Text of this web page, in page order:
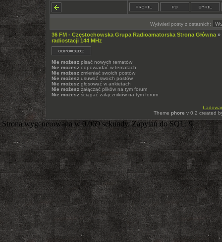
Wyświetl posty z ostatnich:
36 FM - Częstochowska Grupa Radioamatorska Strona Główna »
radiostacji 144 MHz
Nie możesz pisać nowych tematów
Nie możesz odpowiadać w tematach
Nie możesz zmieniać swoich postów
Nie możesz usuwać swoich postów
Nie możesz głosować w ankietach
Nie możesz załączać plików na tym forum
Nie możesz ściągać załączników na tym forum
Theme phore v 0.2 created
Strona wygenerowana w 0.069 sekundy. Zapytań do SQL: 9